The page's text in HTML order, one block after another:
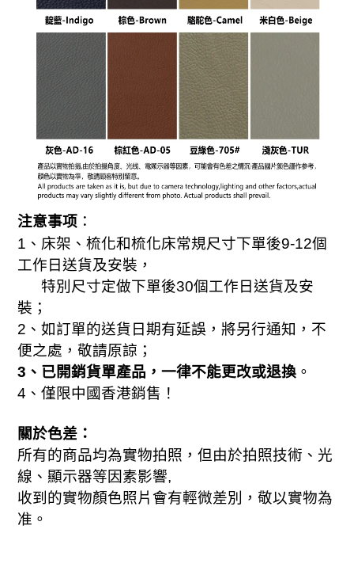
注意事项 ：
1 、床架、梳化和梳化床常規尺寸下單後9-12個
工作日送貨及安裝，
特別尺寸定做下單後30個工作日送貨及安
裝；
2 、如訂單的送貨日期有延誤，將另行通知，不
便之處，敬請原諒；
3 、已開銷貨單產品，一律不能更改或退換 。
4 、 僅限中國香港銷售！
關於色差：
所有的商品均為實物拍照，但由於拍照技術、光
線、顯示器等因素影響,
收到的實物顏色照片會有輕微差別，敬以實物為
准。